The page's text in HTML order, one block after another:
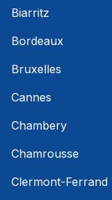
Biarritz
Bordeaux
Bruxelles
Cannes
Chambery
Chamrousse
Clermont-Ferrand